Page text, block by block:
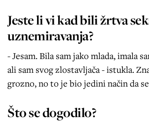
Jeste li vi kad bili žrtva
uznemiravanja?
- Jesam. Bila sam jako mlada, imala
ali sam svog zlostavljača - istukla.
grozno, no to je bio jedini način da
Što se dogodilo?